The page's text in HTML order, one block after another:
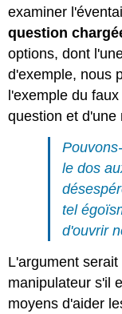
examiner
question
options, dont
d'exemple, nous
l'exemple du
question et d'une
le dos
tel
d'ouvrir
L'argument
manipulateur s'il
moyens d'aider